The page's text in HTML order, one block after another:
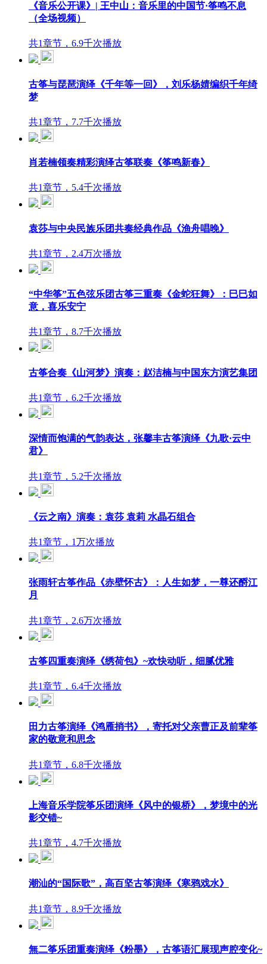
《音乐公开课》| 王中山：音乐里的中国节·筝鸣不息
（全场视频）
共1章节，6.9千次播放
古筝与琵琶演绎《千年等一回》，刘乐杨婧编织千年绮
梦
共1章节，7.7千次播放
肖若楠领奏精彩演绎古筝联奏《筝鸣新春》
共1章节，5.4千次播放
袁莎与中央民族乐团共奏经典作品《渔舟唱晚》
共1章节，2.4万次播放
“中华筝”五色弦乐团古筝三重奏《金蛇狂舞》：巳巳如
意，喜乐安宁
共1章节，8.7千次播放
古筝合奏《山河梦》演奏：赵洁楠与中国东方演艺集团
共1章节，6.2千次播放
深情而饱满的气韵表达，张馨丰古筝演绎《九歌·云中
君》
共1章节，5.2千次播放
《云之南》演奏：袁莎 袁莉 水晶石组合
共1章节，1万次播放
张雨轩古筝作品《赤壁怀古》：人生如梦，一尊还酹江
月
共1章节，2.6万次播放
古筝四重奏演绎《绣荷包》~欢快动听，细腻优雅
共1章节，6.4千次播放
田力古筝演绎《鸿雁捎书》，寄托对父亲曹正及前辈筝
家的敬意和思念
共1章节，6.8千次播放
上海音乐学院筝乐团演绎《风中的银桥》，梦境中的光
影交错~
共1章节，4.7千次播放
潮汕的“国际歌”，高百坚古筝演绎《寒鸦戏水》
共1章节，8.9千次播放
無二筝乐团重奏演绎《粉墨》，古筝语汇展现声腔变化~